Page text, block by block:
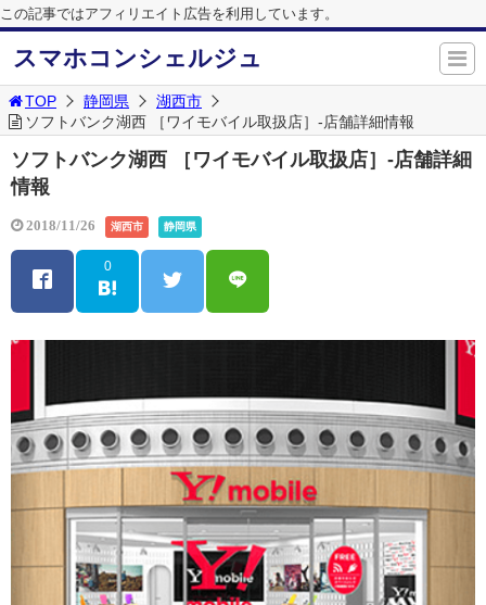
この記事ではアフィリエイト広告を利用しています。
スマホコンシェルジュ
TOP 静岡県
湖西市
ソフトバンク湖西 ［ワイモバイル取扱店］-店舗詳細情報
ソフトバンク湖西 ［ワイモバイル取扱店］-店舗詳細
情報
2018/11/26 湖西市 静岡県
0